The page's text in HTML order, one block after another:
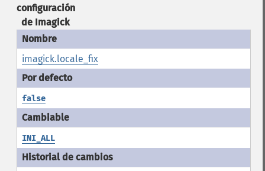
configuración
de Imagick
imagick.locale_fix
false
INI_ALL